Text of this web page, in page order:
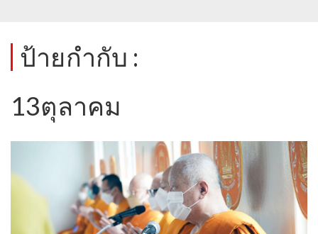
ป้ายกำกับ :
13ตุลาคม